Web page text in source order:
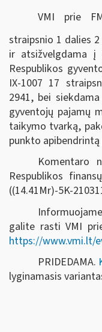
VMI prie
straipsnio 1 dalies
ir atsižvelgdama į
Respublikos
IX-1007 17
2941, bei
gyventojų pajamų
taikymo tvarką,
punkto
Komentaro
Respublikos
((14.41Mr)-5K-
galite rasti VMI
https://www.vmi.lt/
PRIDEDAMA.
lyginamasis